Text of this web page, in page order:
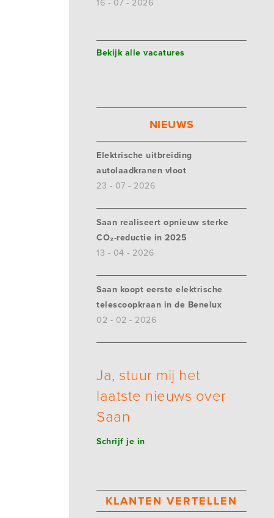
16 - 07 - 2026
Bekijk alle vacatures
NIEUWS
Elektrische uitbreiding
autolaadkranen vloot
23 - 07 - 2026
Saan realiseert opnieuw sterke
CO₂-reductie in 2025
13 - 04 - 2026
Saan koopt eerste elektrische
telescoopkraan in de Benelux
02 - 02 - 2026
Ja, stuur mij het
laatste nieuws over
Saan
Schrijf je in
KLANTEN VERTELLEN